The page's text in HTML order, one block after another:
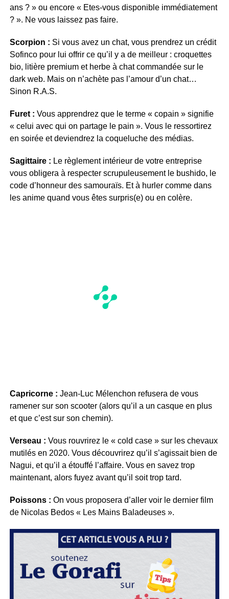
ans ? » ou encore « Etes-vous disponible immédiatement
? ». Ne vous laissez pas faire.
Scorpion : Si vous avez un chat, vous prendrez un crédit
Sofinco pour lui offrir ce qu’il y a de meilleur : croquettes
bio, litière premium et herbe à chat commandée sur le
dark web. Mais on n’achète pas l’amour d’un chat…
Sinon R.A.S.
Furet : Vous apprendrez que le terme « copain » signifie
« celui avec qui on partage le pain ». Vous le ressortirez
en soirée et deviendrez la coqueluche des médias.
Sagittaire : Le règlement intérieur de votre entreprise
vous obligera à respecter scrupuleusement le bushido, le
code d’honneur des samouraïs. Et à hurler comme dans
les anime quand vous êtes surpris(e) ou en colère.
Capricorne : Jean-Luc Mélenchon refusera de vous
ramener sur son scooter (alors qu’il a un casque en plus
et que c’est sur son chemin).
Verseau : Vous rouvrirez le « cold case » sur les chevaux
mutilés en 2020. Vous découvrirez qu’il s’agissait bien de
Nagui, et qu’il a étouffé l’affaire. Vous en savez trop
maintenant, alors fuyez avant qu’il soit trop tard.
Poissons : On vous proposera d’aller voir le dernier film
de Nicolas Bedos « Les Mains Baladeuses ».